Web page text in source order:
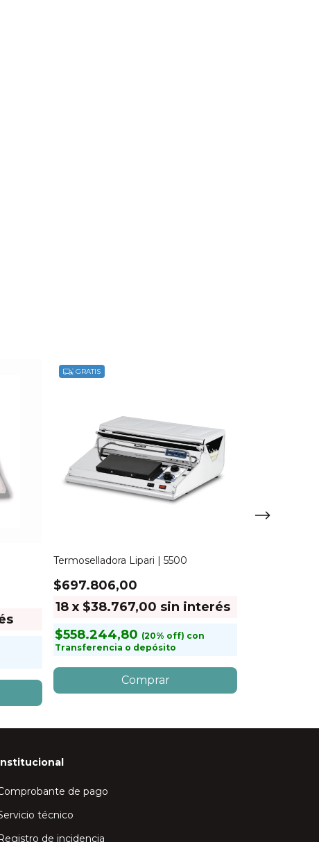
GRATIS
Termoselladora Lipari | 5500
$697.806,00
18 x $38.767,00 sin interés
$558.244,80
con
Transferencia o depósito
de pago
técnico
de incidencia